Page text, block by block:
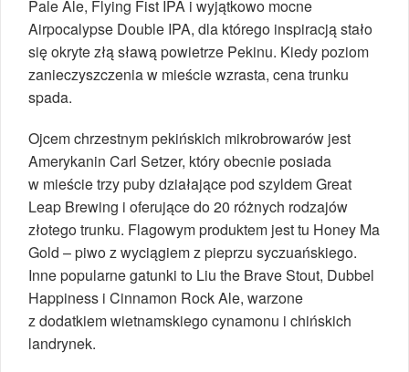
Pale Ale, Flying Fist IPA i wyjątkowo mocne
Airpocalypse Double IPA, dla którego inspiracją stało
się okryte złą sławą powietrze Pekinu. Kiedy poziom
zanieczyszczenia w mieście wzrasta, cena trunku
spada.
Ojcem chrzestnym pekińskich mikrobrowarów jest
Amerykanin Carl Setzer, który obecnie posiada
w mieście trzy puby działające pod szyldem Great
Leap Brewing i oferujące do 20 różnych rodzajów
złotego trunku. Flagowym produktem jest tu Honey Ma
Gold – piwo z wyciągiem z pieprzu syczuańskiego.
Inne popularne gatunki to Liu the Brave Stout, Dubbel
Happiness i Cinnamon Rock Ale, warzone
z dodatkiem wietnamskiego cynamonu i chińskich
landrynek.